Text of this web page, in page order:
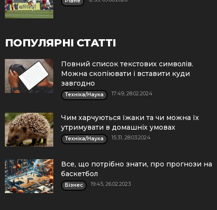
ПОПУЛЯРНІ СТАТТІ
Повний список текстових символів.
Можна скопіювати і вставити куди
завгодно
Техніка/Наука 17:49, 28.02.2024
Чим харчуються їжаки та чи можна їх
утримувати в домашніх умовах
Техніка/Наука 15:31, 28.03.2024
Все, що потрібно знати, про прогнози на
баскетбол
Бізнес 19:45, 26.02.2023